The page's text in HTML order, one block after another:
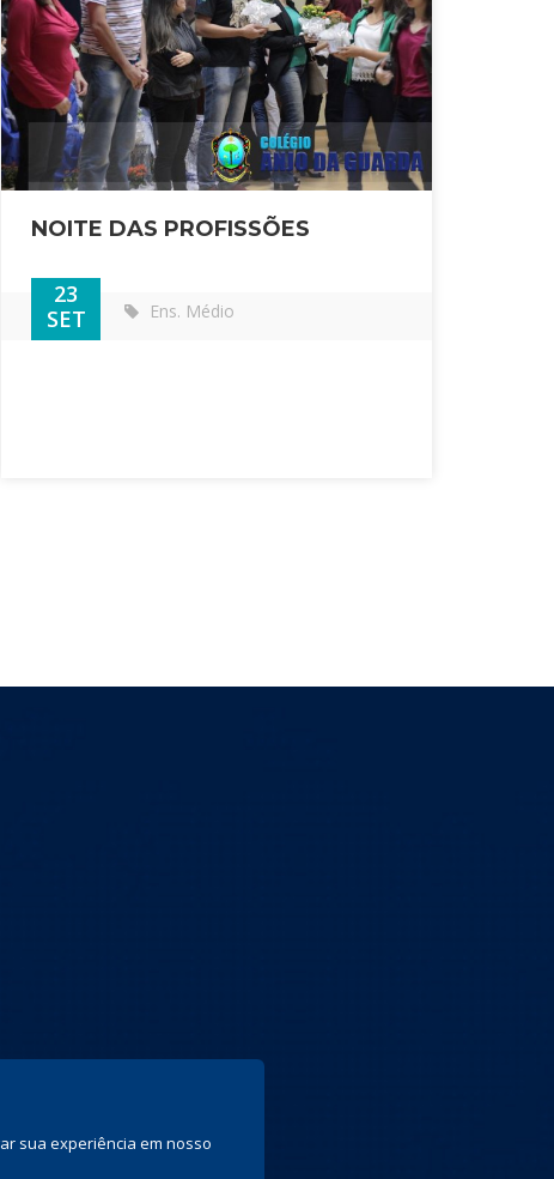
NOITE DAS PROFISSÕES
23
SET
Ens. Médio
sua experiência em nosso